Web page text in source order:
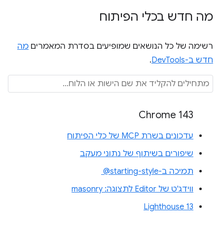
מה חדש בכלי הפיתוח
רשימה של כל הנושאים שמופיעים בסדרת המאמרים מה
חדש ב-DevTools
.
Chrome 143
עדכונים בשרת MCP של כלי הפיתוח
שיפורים בשיתוף של נתוני מעקב
תמיכה ב-‎ @starting-style
ווידג'ט של Editor לתצוגה: masonry
Lighthouse 13